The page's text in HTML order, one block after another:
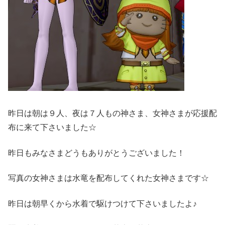
昨日は朝は９人、夜は７人もの神さま、女神さまが応援配
布に来て下さいました☆
昨日もみなさまどうもありがとうございました！
写真の女神さまは水竜を配布してくれた女神さまです☆
昨日は朝早くから水着で駆けつけて下さいましたよ♪